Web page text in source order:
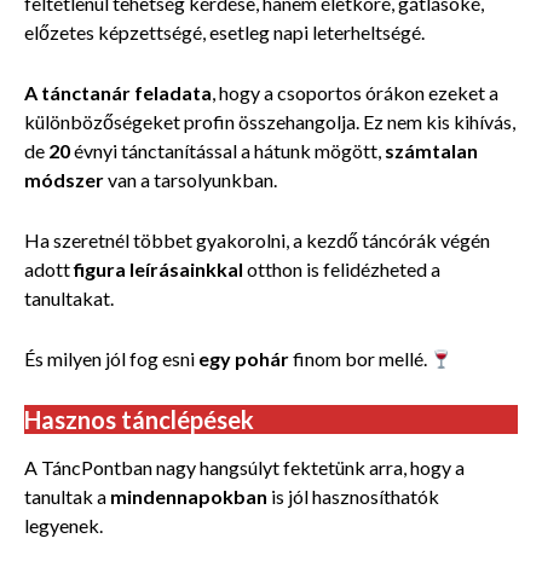
előzetes képzettségé, esetleg napi leterheltségé.
A tánctanár feladata, hogy a csoportos órákon ezeket a
különbözőségeket profin összehangolja. Ez nem kis kihívás,
de 20évnyi tánctanítással a hátunk mögött, számtalan
módszervan a tarsolyunkban.
Ha szeretnél többet gyakorolni, a kezdő táncórák végén
adottfigura leírásainkkal otthon is felidézheted a
tanultakat.
És milyen jól fog esni egy pohárfinom bor mellé.
Hasznos tánclépések
A TáncPontban nagy hangsúlyt fektetünk arra, hogy a
tanultak a mindennapokban is jól hasznosíthatók
legyenek.